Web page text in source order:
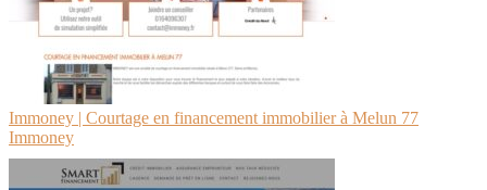
Immoney | Courtage en financement immobilier à Melun 77
Immoney